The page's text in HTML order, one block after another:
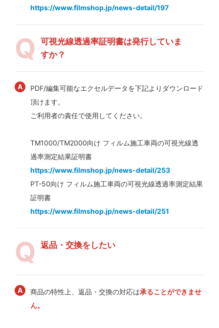
https://www.filmshop.jp/news-detail/197
可視光線透過率証明書は発行していま
すか？
PDF/編集可能なエクセルデータを下記よりダウンロード
頂けます。
ご利用者の責任で使用してください。
TM1000/TM2000向け フィルム施工車両の可視光線透
過率測定結果証明書
https://www.filmshop.jp/news-detail/253
PT-50向け フィルム施工車両の可視光線透過率測定結果
証明書
https://www.filmshop.jp/news-detail/251
返品・交換をしたい
商品の特性上、返品・交換の対応は承ることができませ
ん。